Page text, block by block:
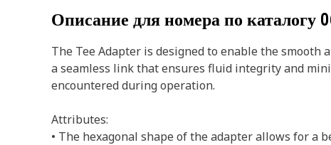
Описание для номера по каталогу
The Tee Adapter is designed to enable the
a seamless link that ensures fluid integrity and
encountered during operation.
Attributes:
• The hexagonal shape of the adapter allows for a